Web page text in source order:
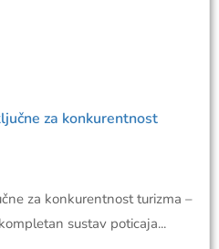
za konkurentnost
za konkurentnost turizma –
sustav poticaja...